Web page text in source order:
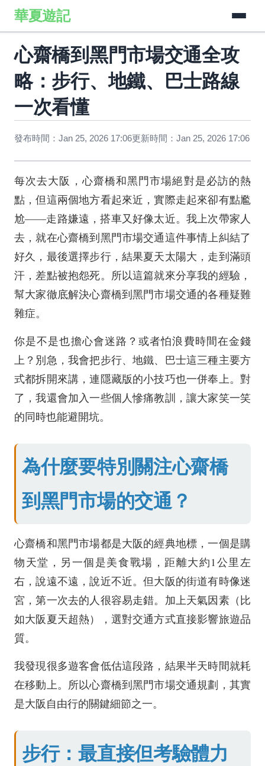
華夏遊記
心齋橋到黑門市場交通全攻
略：步行、地鐵、巴士路線
一次看懂
發布時間：Jan 25, 2026 17:06更新時間：Jan 25, 2026 17:06
每次去大阪，心齋橋和黑門市場絕對是必訪的熱
點，但這兩個地方看起來近，實際走起來卻有點尷
尬——走路嫌遠，搭車又好像太近。我上次帶家人
去，就在心齋橋到黑門市場交通這件事情上糾結了
好久，最後選擇步行，結果夏天太陽大，走到滿頭
汗，差點被抱怨死。所以這篇就來分享我的經驗，
幫大家徹底解決心齋橋到黑門市場交通的各種疑難
雜症。
你是不是也擔心會迷路？或者怕浪費時間在金錢
上？別急，我會把步行、地鐵、巴士這三種主要方
式都拆開來講，連隱藏版的小技巧也一併奉上。對
了，我還會加入一些個人慘痛教訓，讓大家笑一笑
的同時也能避開坑。
為什麼要特別關注心齋橋
到黑門市場的交通？
心齋橋和黑門市場都是大阪的經典地標，一個是購
物天堂，另一個是美食戰場，距離大約1公里左
右，說遠不遠，說近不近。但大阪的街道有時像迷
宮，第一次去的人很容易走錯。加上天氣因素（比
如大阪夏天超熱），選對交通方式直接影響旅遊品
質。
我發現很多遊客會低估這段路，結果半天時間就耗
在移動上。所以心齋橋到黑門市場交通規劃，其實
是大阪自由行的關鍵細節之一。
步行：最直接但考驗體力